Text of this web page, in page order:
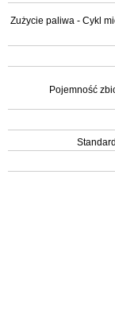
Zużycie paliwa - Cykl
Pojemność